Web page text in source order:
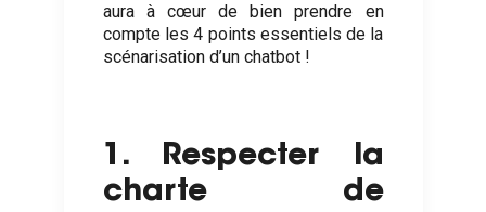
aura à cœur de bien prendre en
compte les 4 points essentiels de la
scénarisation d’un chatbot !
1. Respecter la
charte de